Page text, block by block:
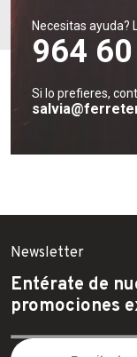
Necesitas ayuda?
964
Si lo prefieres,
Newsletter
Entérate de
promociones